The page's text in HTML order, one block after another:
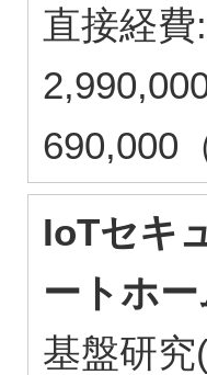
直接経
690,000
IoTセキ
ートホ
基盤研究